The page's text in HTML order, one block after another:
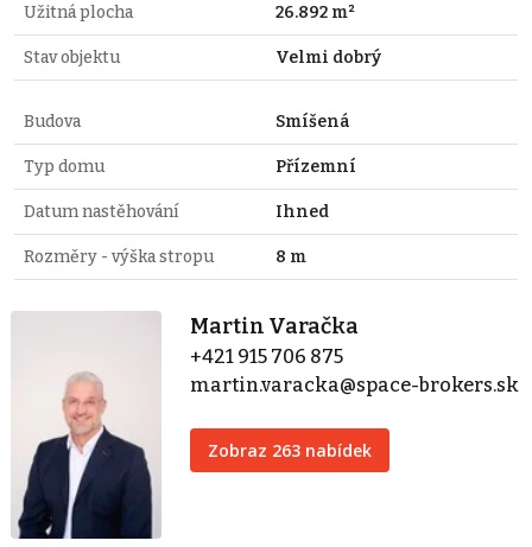
Užitná plocha 26.892 m²
Stav objektu Velmi dobrý
Budova Smíšená
Typ domu Přízemní
Datum nastěhování Ihned
Rozměry - výška stropu 8 m
Martin Varačka
+421 915 706 875
martin.varacka@space-brokers.sk
Zobraz 263 nabídek